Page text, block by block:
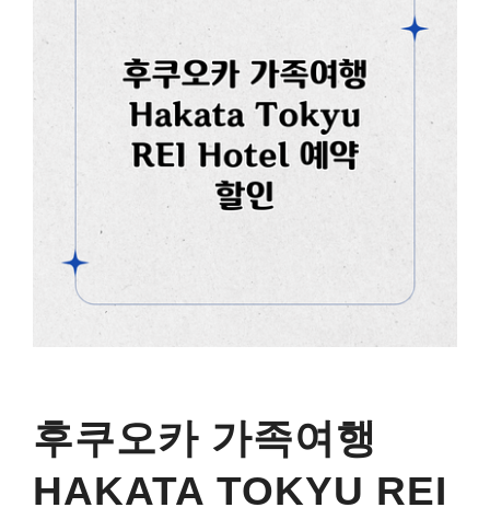
후쿠오카 가족여행
HAKATA TOKYU REI